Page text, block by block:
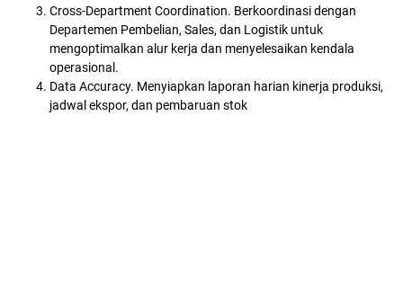
Cross-Department Coordination. Berkoordinasi dengan
Departemen Pembelian, Sales, dan Logistik untuk
mengoptimalkan alur kerja dan menyelesaikan kendala
operasional.
Data Accuracy. Menyiapkan laporan harian kinerja produksi,
jadwal ekspor, dan pembaruan stok